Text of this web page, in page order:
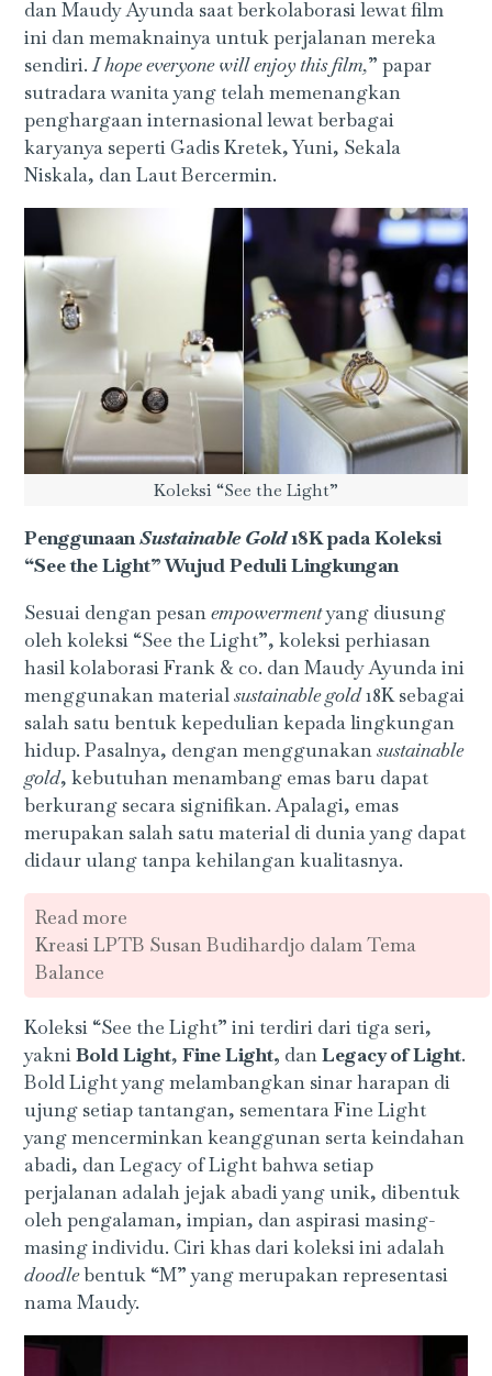
dan Maudy Ayunda saat berkolaborasi lewat film
ini dan memaknainya untuk perjalanan mereka
sendiri.I hope everyone will enjoy this film,” papar
sutradara wanita yang telah memenangkan
penghargaan internasional lewat berbagai
karyanya seperti Gadis Kretek, Yuni, Sekala
Niskala, dan Laut Bercermin.
Koleksi “See the Light”
PenggunaanSustainable Gold18K pada Koleksi
“See the Light” Wujud Peduli Lingkungan
Sesuai dengan pesanempowermentyang diusung
oleh koleksi “See the Light”, koleksi perhiasan
hasil kolaborasi Frank & co. dan Maudy Ayunda ini
menggunakan materialsustainable gold18K sebagai
salah satu bentuk kepedulian kepada lingkungan
hidup. Pasalnya, dengan menggunakansustainable
gold, kebutuhan menambang emas baru dapat
berkurang secara signifikan. Apalagi, emas
merupakan salah satu material di dunia yang dapat
didaur ulang tanpa kehilangan kualitasnya.
Read more
Kreasi LPTB Susan Budihardjo dalam Tema
Balance
Koleksi “See the Light” ini terdiri dari tiga seri,
yakniBold Light,Fine Light, danLegacy of Light.
Bold Light yang melambangkan sinar harapan di
ujung setiap tantangan, sementara Fine Light
yang mencerminkan keanggunan serta keindahan
abadi, dan Legacy of Light bahwa setiap
perjalanan adalah jejak abadi yang unik, dibentuk
oleh pengalaman, impian, dan aspirasi masing-
masing individu. Ciri khas dari koleksi ini adalah
doodlebentuk “M” yang merupakan representasi
nama Maudy.